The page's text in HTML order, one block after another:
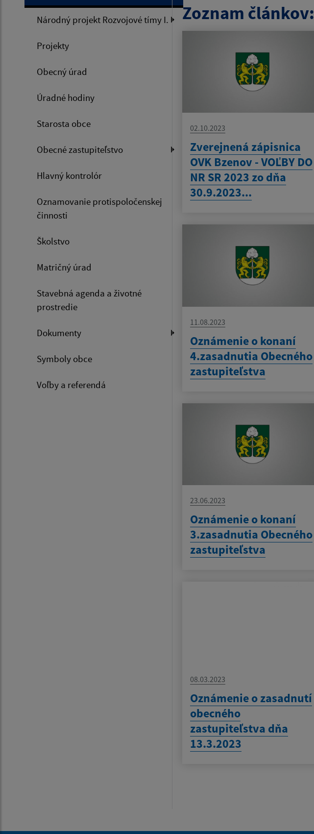
Národný projekt Rozvojové tímy I.
Projekty
Obecný úrad
Úradné hodiny
Starosta obce
Obecné zastupiteľstvo
Hlavný kontrolór
Oznamovanie protispoločenskej
činnosti
Školstvo
Matričný úrad
Stavebná agenda a životné
prostredie
Dokumenty
Symboly obce
Voľby a referendá
Zoznam článkov:
02.10.2023
Zverejnená zápisnica
OVK Bzenov - VOĽBY DO
NR SR 2023 zo dňa
30.9.2023...
11.08.2023
Oznámenie o konaní
4.zasadnutia Obecného
zastupiteľstva
23.06.2023
Oznámenie o konaní
3.zasadnutia Obecného
zastupiteľstva
08.03.2023
Oznámenie o zasadnutí
obecného
zastupiteľstva dňa
13.3.2023